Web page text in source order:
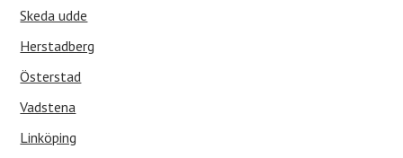
Skeda udde
Herstadberg
Österstad
Vadstena
Linköping